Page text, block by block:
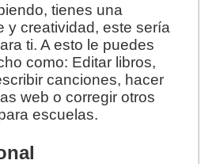
tienes una
y creatividad, este sería
ti. A esto le puedes
como: Editar libros,
canciones, hacer
web o corregir otros
escuelas.